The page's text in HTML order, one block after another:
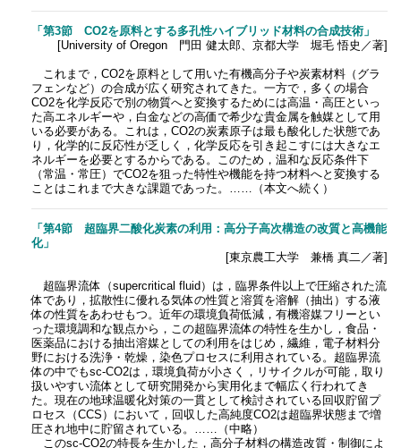
「第3節 CO2を原料とする多孔性ハイブリッド材料の合成技術」
[University of Oregon 門田 健太郎、京都大学 堀毛 悟史／著]
これまで，CO2を原料として用いた有機高分子や炭素材料（グラ
フェンなど）の合成が広く研究されてきた。一方で，多くの場合
CO2を化学反応で別の物質へと変換するためには高温・高圧といっ
た高エネルギーや，白金などの高価で希少な貴金属を触媒として用
いる必要がある。これは，CO2の炭素原子は最も酸化した状態であ
り，化学的に反応性が乏しく，化学反応を引き起こすには大きなエ
ネルギーを必要とするからである。このため，温和な反応条件下
（常温・常圧）でCO2を狙った特性や機能を持つ材料へと変換する
ことはこれまで大きな課題であった。……（本文へ続く）
「第4節 超臨界二酸化炭素の利用：高分子高次構造の改質と高機能
化」
[東京農工大学 兼橋 真二／著]
超臨界流体（supercritical fluid）は，臨界条件以上で圧縮された流
体であり，拡散性に優れる気体の性質と溶質を溶解（抽出）する液
体の性質をあわせもつ。近年の環境負荷低減，有機溶媒フリーとい
った環境調和な観点から，この超臨界流体の特性を生かし，食品・
医薬品における抽出溶媒としての利用をはじめ，繊維，電子材料分
野における洗浄・乾燥，染色プロセスに利用されている。超臨界流
体の中でもsc-CO2は，環境負荷が小さく，リサイクルが可能，取り
扱いやすい流体として研究開発から実用化まで幅広く行われてき
た。現在の地球温暖化対策の一貫として検討されている回収貯留プ
ロセス（CCS）において，回収した高純度CO2は超臨界状態まで増
圧され地中に貯留されている。……（中略）
このsc-CO2の特長を生かした，高分子材料の構造改質・制御によ